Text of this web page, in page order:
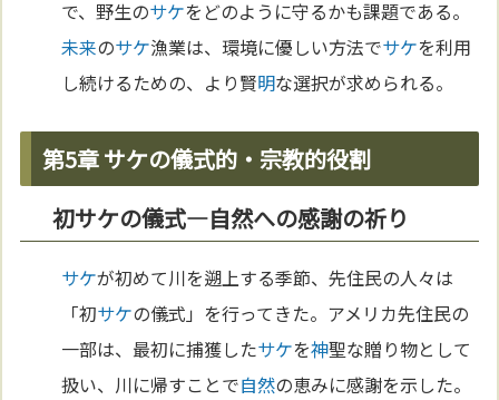
で、野生のサケをどのように守るかも課題である。
未来のサケ漁業は、環境に優しい方法でサケを利用
し続けるための、より賢明な選択が求められる。
第5章 サケの儀式的・宗教的役割
初サケの儀式—自然への感謝の祈り
サケが初めて川を遡上する季節、先住民の人々は
「初サケの儀式」を行ってきた。アメリカ先住民の
一部は、最初に捕獲したサケを神聖な贈り物として
扱い、川に帰すことで自然の恵みに感謝を示した。